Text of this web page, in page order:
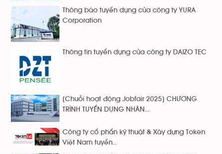
Thông báo tuyển dụng của công ty YURA
Corporation
Thông tin tuyển dụng của công ty DAIZO TEC
[Chuỗi hoạt động Jobfair 2025] CHƯƠNG
TRÌNH TUYỂN DỤNG NHÂN...
Công ty cổ phẩn kỹ thuật & Xây dựng Token
Việt Nam tuyển...